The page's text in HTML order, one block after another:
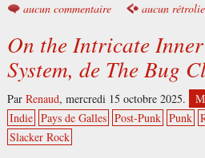
aucun commentaire aucun
On the Intricate
System, de The Bug
Par Renaud, mercredi 15 octobre 2025.
Indie Pays de Galles Post-Punk Punk
Slacker Rock